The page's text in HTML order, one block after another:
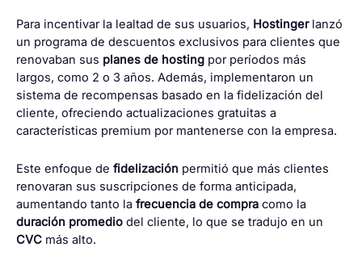
Para incentivar la lealtad de sus usuarios, Hostingerlanzó
un programa de descuentos exclusivos para clientes que
renovaban sus planes de hosting por períodos más
largos, como 2 o 3 años. Además, implementaron un
sistema de recompensas basado en la fidelización del
cliente, ofreciendo actualizaciones gratuitas a
características premium por mantenerse con la empresa.
Este enfoque de fidelización permitió que más clientes
renovaran sus suscripciones de forma anticipada,
aumentando tanto la frecuencia de compra como la
duración promedio del cliente, lo que se tradujo en un
CVC más alto.